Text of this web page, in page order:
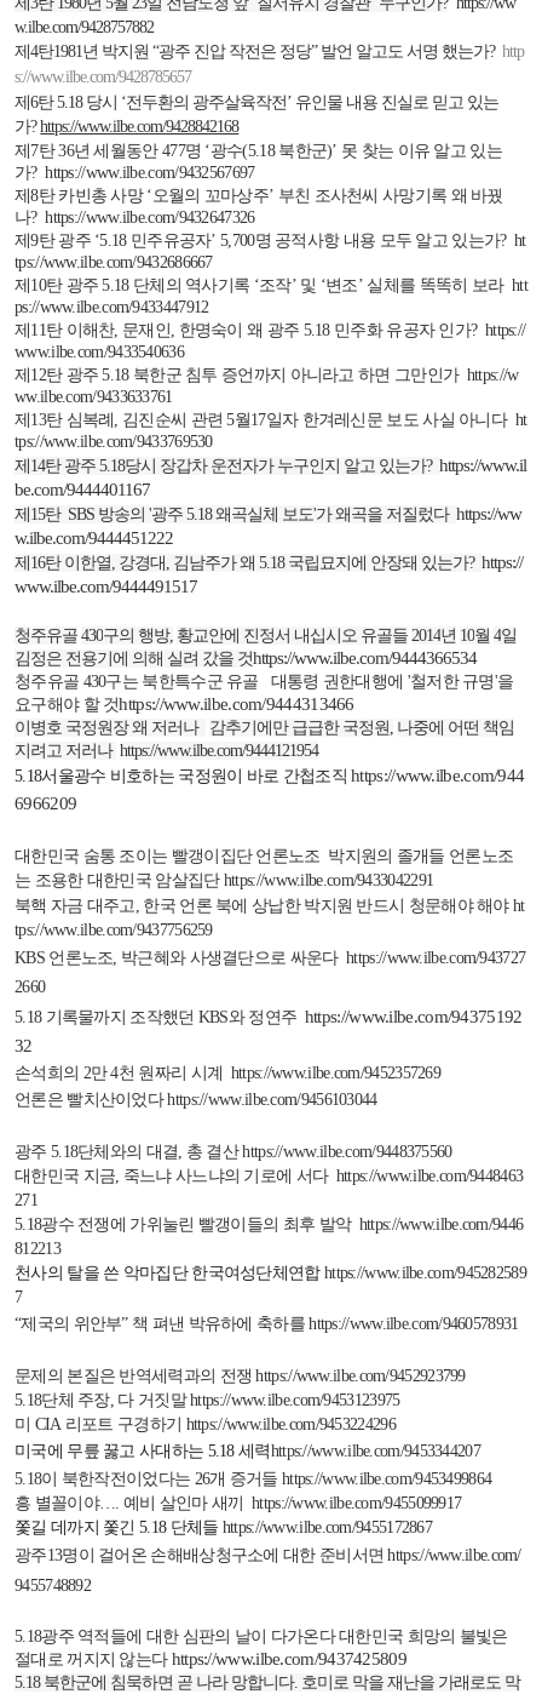
w.ilbe.com/9428757882
제 4탄1981년 박지원 “광주 진압 작전은 정당” 발언 알고도 서명 했는가? http
s://www.ilbe.com/9428785657
제 6탄5.18 당시 ‘전두환의 광주살육작전’ 유인물 내용 진실로 믿고 있는
가? https://www.ilbe.com/9428842168
제 7탄36년 세월동안477명 ‘광수(5.18 북한군)’ 못 찾는 이유 알고 있는
가?https://www.ilbe.com/9432567697
제8탄 카빈총 사망 ‘오월의 꼬마상주’ 부친 조사천씨 사망기록 왜 바꿨
나?https://www.ilbe.com/9432647326
제9탄 광주 ‘5.18 민주유공자’ 5,700명 공적사항 내용 모두 알고 있는가?ht
tps://www.ilbe.com/9432686667
제 10탄 광주 5.18 단체의 역사기록 ‘조작’ 및 ‘변조’ 실체를 똑똑히 보라 htt
ps://www.ilbe.com/9433447912
제 11탄 이해찬, 문재인, 한명숙이 왜 광주 5.18 민주화 유공자 인가? https://
www.ilbe.com/9433540636
제 12탄 광주 5.18 북한군 침투 증언까지 아니라고 하면 그만인가 https://w
ww.ilbe.com/9433633761
제 13탄 심복례 , 김진순씨 관련 5월17일자 한겨레신문 보도 사실 아니다 ht
tps://www.ilbe.com/9433769530
제 14탄 광주 5.18당시 장갑차 운전자가 누구인지 알고 있는가? https://www.il
be.com/9444401167
제 15탄SBS 방송의 '광주 5.18왜곡실체 보도'가 왜곡을 저질렀다 https://ww
w.ilbe.com/9444451222
제 16탄 이한열, 강경대 , 김남주가 왜 5.18 국립묘지에 안장돼 있는가? https://
www.ilbe.com/9444491517
청주유골 430구의 행방, 황교안에 진정서 내십시오 유골들 2014년 10월 4일
김정은 전용기에 의해 실려 갔을 것https://www.ilbe.com/9444366534
청주유골 430구는 북한특수군 유골 대통령 권한대행에 '철저한 규명'을
요구해야 할 것https://www.ilbe.com/9444313466
이병호 국정원장 왜 저러나 감추기에만 급급한 국정원, 나중에 어떤 책임
지려고 저러나 https://www.ilbe.com/9444121954
5.18서울광수 비호하는 국정원이 바로 간첩조직 https://www.ilbe.com/944
6966209
대한민국 숨통 조이는 빨갱이집단 언론노조 박지원의 졸개들 언론노조
는 조용한 대한민국 암살집단 https://www.ilbe.com/9433042291
북핵 자금 대주고, 한국 언론 북에 상납한 박지원 반드시 청문해야 해야 ht
tps://www.ilbe.com/9437756259
KBS 언론노조, 박근혜와 사생결단으로 싸운다 https://www.ilbe.com/943727
2660
5.18 기록물까지 조작했던 KBS와 정연주 https://www.ilbe.com/94375192
32
손석희의 2만4천 원짜리 시계
https://www.ilbe.com/9452357269
언론은 빨치산이었다 https://www.ilbe.com/9456103044
광주 5.18단체와의 대결, 총 결산 https://www.ilbe.com/9448375560
대한민국 지금, 죽느냐 사느냐의 기로에 서다 https://www.ilbe.com/9448463
271
5.18광수 전쟁에 가위눌린 빨갱이들의 최후 발악 https://www.ilbe.com/9446
812213
천사의 탈을 쓴 악마집단 한국여성단체연합 https://www.ilbe.com/945282589
7
“제국의 위안부” 책 펴낸 박유하에 축하를 https://www.ilbe.com/9460578931
문제의 본질은 반역세력과의 전쟁 https://www.ilbe.com/9452923799
5.18단체 주장, 다 거짓말 https://www.ilbe.com/9453123975
미 CIA 리포트 구경하기 https://www.ilbe.com/9453224296
미국에 무릎 꿇고 사대하는 5.18세력https://www.ilbe.com/9453344207
5.18이 북한작전이었다는 26개 증거들 https://www.ilbe.com/9453499864
흥 별꼴이야…. 예비 살인마 새끼
https://www.ilbe.com/9455099917
쫓길 데까지 쫓긴 5.18 단체들 https://www.ilbe.com/9455172867
광주13명이 걸어온 손해배상청구소에 대한 준비서면 https://www.ilbe.com/
9455748892
5.18광주 역적들에 대한 심판의 날이 다가온다 대한민국 희망의 불빛은
절대로 꺼지지 않는다 https://www.ilbe.com/9437425809
5.18 북한군에 침묵하면 곧 나라 망합니다. 호미로 막을 재난을 가래로도 막